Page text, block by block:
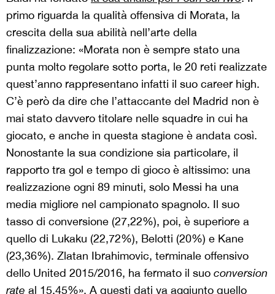
primo riguarda la qualità offensiva di Morata, la
crescita della sua abilità nell’arte della
finalizzazione: «Morata non è sempre stato una
punta molto regolare sotto porta, le 20 reti realizzate
quest’anno rappresentano infatti il suo career high.
C’è però da dire che l’attaccante del Madrid non è
mai stato davvero titolare nelle squadre in cui ha
giocato, e anche in questa stagione è andata così.
Nonostante la sua condizione sia particolare, il
rapporto tra gol e tempo di gioco è altissimo: una
realizzazione ogni 89 minuti, solo Messi ha una
media migliore nel campionato spagnolo. Il suo
tasso di conversione (27,22%), poi, è superiore a
quello di Lukaku (22,72%), Belotti (20%) e Kane
(23,36%). Zlatan Ibrahimovic, terminale offensivo
dello United 2015/2016, ha fermato il suo conversion
rate al 15,45%». A questi dati va aggiunto quello